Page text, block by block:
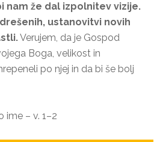
nam že dal izpolnitev vizije.
ustanovitvi novih
Verujem, da je Gospod
Boga, velikost in
po njej in da bi še bolj
ime – v. 1–2